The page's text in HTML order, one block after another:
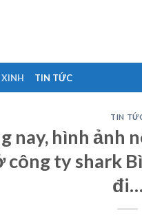
XINH TIN TỨC
TIN
nay, hình ảnh
công ty shark
đi…